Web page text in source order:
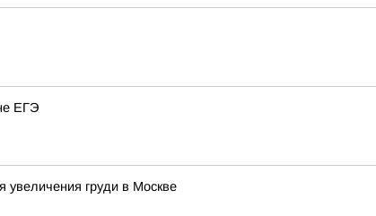
ЕГЭ
увеличения груди в Москве